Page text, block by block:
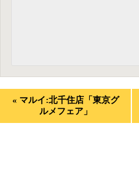
« マルイ:北千住店「東京グ
ルメフェア」